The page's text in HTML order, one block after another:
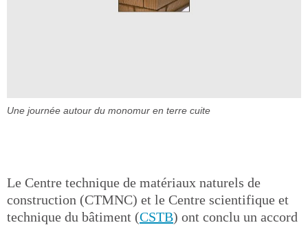
Une journée autour du monomur en terre cuite
Le Centre technique de matériaux naturels de
construction (CTMNC) et le Centre scientifique et
technique du bâtiment (CSTB) ont conclu un accord